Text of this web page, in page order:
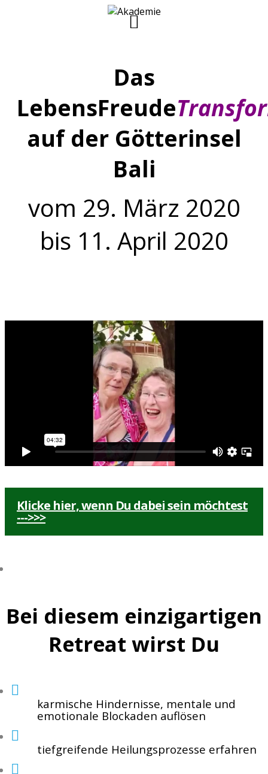
Das
LebensFreude
auf der Götterinsel
Bali
vom 29. März 2020
bis 11. April 2020
Klicke hier, wenn Du dabei sein möchtest
--->>>
Bei diesem einzigartigen
Retreat wirst Du
karmische Hindernisse, mentale und
emotionale Blockaden auflösen
tiefgreifende Heilungsprozesse erfahren